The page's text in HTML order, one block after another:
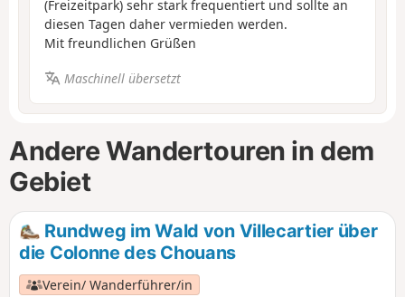
(Freizeitpark) sehr stark frequentiert und sollte an
diesen Tagen daher vermieden werden.
Mit freundlichen Grüßen
Maschinell übersetzt
Andere Wandertouren in dem
Gebiet
Rundweg im Wald von Villecartier über
die Colonne des Chouans
Verein/ Wanderführer/in